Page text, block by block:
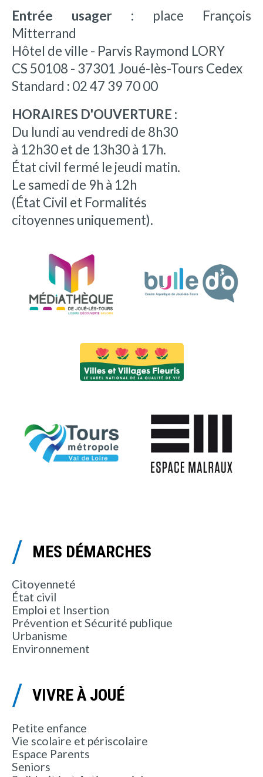
Entrée usager : place François
Mitterrand
Hôtel de ville - Parvis Raymond LORY
CS 50108 - 37301 Joué-lès-Tours Cedex
Standard : 02 47 39 70 00
HORAIRES D'OUVERTURE :
Du lundi au vendredi de 8h30
à 12h30 et de 13h30 à 17h.
État civil fermé le jeudi matin.
Le samedi de 9h à 12h
(État Civil et Formalités
citoyennes uniquement).
MES DÉMARCHES
Citoyenneté
État civil
Emploi et Insertion
Prévention et Sécurité publique
Urbanisme
Environnement
VIVRE À JOUÉ
Petite enfance
Vie scolaire et périscolaire
Espace Parents
Seniors